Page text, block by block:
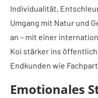
Individualität,
Umgang mit Natur und
an – mit einer
Koi stärker ins
Endkunden wie
Emotionales